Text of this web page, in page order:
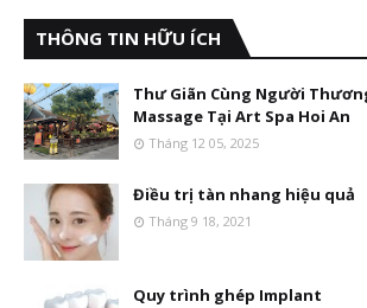
THÔNG TIN HỮU ÍCH
Thư Giãn Cùng Người
Massage Tại Art Spa Hoi An
Tháng 12 05, 2025
Điều trị tàn nhang hiệu quả
Tháng 9 18, 2021
Quy trình ghép Implant